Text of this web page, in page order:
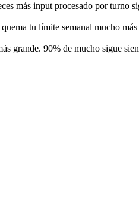
más input procesado por turno
tu límite semanal mucho más
grande. 90% de mucho sigue